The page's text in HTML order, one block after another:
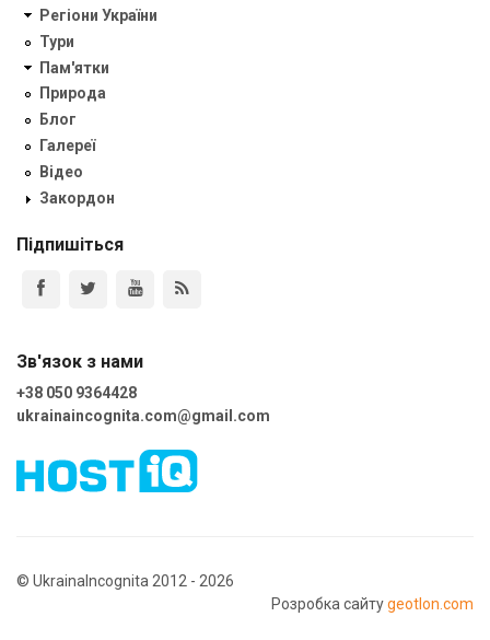
Регіони України
Тури
Пам'ятки
Природа
Блог
Галереї
Відео
Закордон
Підпишіться
Зв'язок з нами
+38 050 9364428
ukrainaincognita.com@gmail.com
© UkrainaIncognita 2012 - 2026
Розробка сайтуgeotlon.com